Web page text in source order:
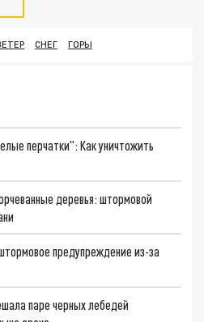
СНЕГ ГОРЫ
перчатки": Как уничтожить
деревья: штормовой
предупреждение из-за
паре черных лебедей